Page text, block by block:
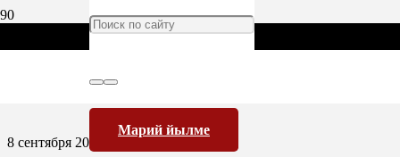
Марий йылме
8 сентября 2010